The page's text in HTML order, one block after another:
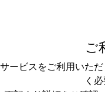
ご
サービスをご利用いた
く